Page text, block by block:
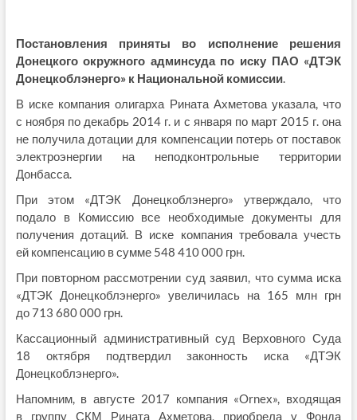
Постановления приняты во исполнение решения
Донецкого окружного админсуда по иску ПАО «ДТЭК
Донецкоблэнерго» к Национальной комиссии.
В иске компания олигарха Рината Ахметова указала, что
с ноября по декабрь 2014 г. и с января по март 2015 г. она
не получила дотации для компенсации потерь от поставок
электроэнергии на неподконтрольные территории
Донбасса.
При этом «ДТЭК Донецкоблэнерго» утверждало, что
подало в Комиссию все необходимые документы для
получения дотаций. В иске компания требовала учесть
ей компенсацию в сумме 548 410 000 грн.
При повторном рассмотрении суд заявил, что сумма иска
«ДТЭК Донецкоблэнерго» увеличилась на 165 млн грн
до 713 680 000 грн.
Кассационный административный суд Верховного Суда
18 октября подтвердил законность иска «ДТЭК
Донецкоблэнерго».
Напомним, в августе 2017 компания «Ornex», входящая
в группу СКМ Рината Ахметова, приобрела у Фонда